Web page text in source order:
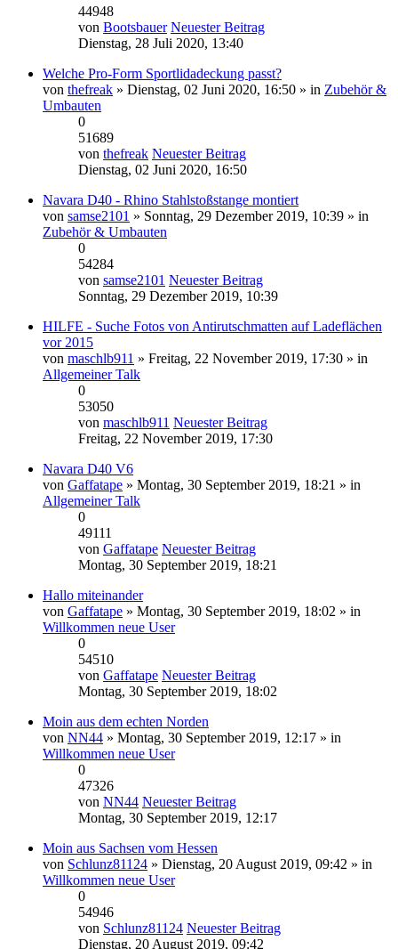
44948
von Bootsbauer Neuester Beitrag
Dienstag, 28 Juli 2020, 13:40
Welche Pro-Form Sportlidadeckung passt?
von thefreak » Dienstag, 02 Juni 2020, 16:50 » in Zubehör &
Umbauten
0
51689
von thefreak Neuester Beitrag
Dienstag, 02 Juni 2020, 16:50
Navara D40 - Rhino Stahlstoßstange montiert
von samse2101 » Sonntag, 29 Dezember 2019, 10:39 » in
Zubehör & Umbauten
0
54284
von samse2101 Neuester Beitrag
Sonntag, 29 Dezember 2019, 10:39
HILFE - Suche Fotos von Antirutschmatten auf Ladeflächen
vor 2015
von maschlb911 » Freitag, 22 November 2019, 17:30 » in
Allgemeiner Talk
0
53050
von maschlb911 Neuester Beitrag
Freitag, 22 November 2019, 17:30
Navara D40 V6
von Gaffatape » Montag, 30 September 2019, 18:21 » in
Allgemeiner Talk
0
49111
von Gaffatape Neuester Beitrag
Montag, 30 September 2019, 18:21
Hallo miteinander
von Gaffatape » Montag, 30 September 2019, 18:02 » in
Willkommen neue User
0
54510
von Gaffatape Neuester Beitrag
Montag, 30 September 2019, 18:02
Moin aus dem echten Norden
von NN44 » Montag, 30 September 2019, 12:17 » in
Willkommen neue User
0
47326
von NN44 Neuester Beitrag
Montag, 30 September 2019, 12:17
Moin aus Sachsen vom Hessen
von Schlunz81124 » Dienstag, 20 August 2019, 09:42 » in
Willkommen neue User
0
54946
von Schlunz81124 Neuester Beitrag
Dienstag, 20 August 2019, 09:42